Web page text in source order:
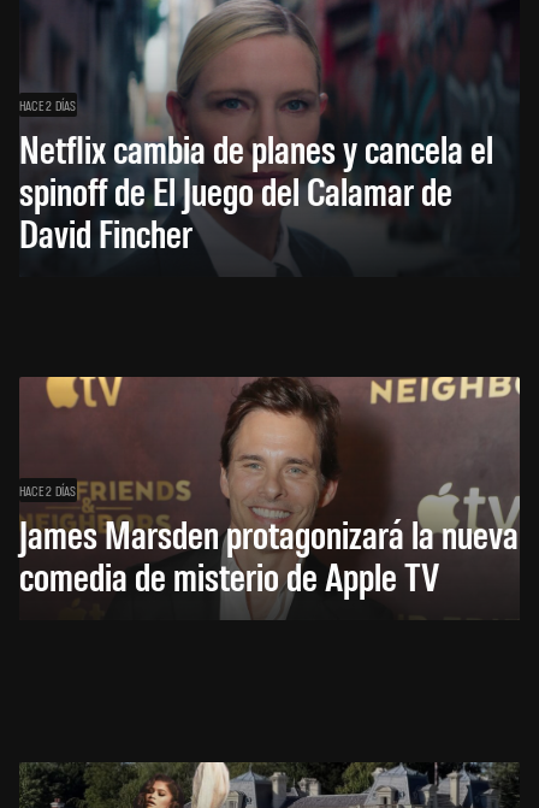
HACE 2 DÍAS
Netflix cambia de planes y cancela el
spinoff de El Juego del Calamar de
David Fincher
HACE 2 DÍAS
James Marsden protagonizará la nueva
comedia de misterio de Apple TV